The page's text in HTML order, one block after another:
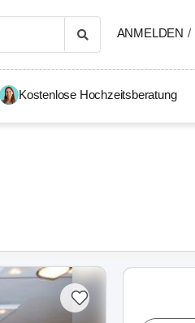
ANMELDEN /
Kostenlose Hochzeitsberatung